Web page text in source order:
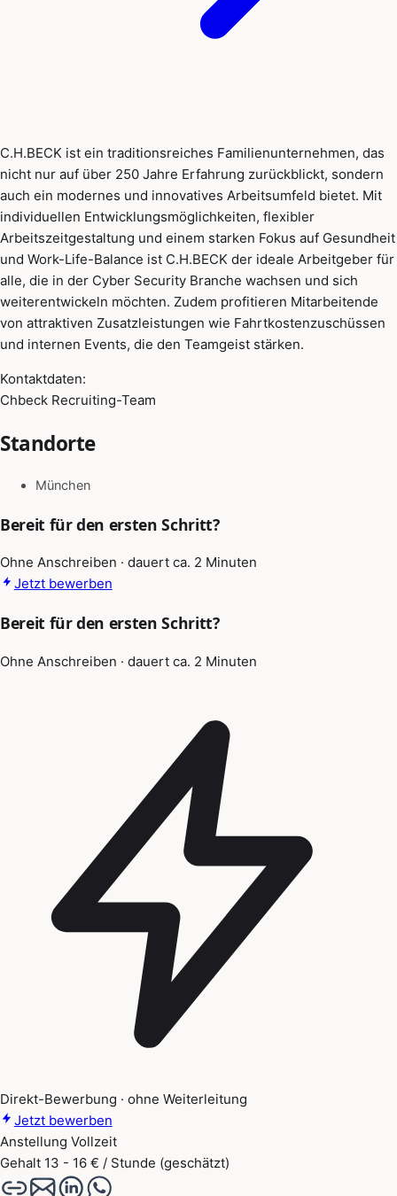
C.H.BECK ist ein traditionsreiches Familienunternehmen, das
nicht nur auf über 250 Jahre Erfahrung zurückblickt, sondern
auch ein modernes und innovatives Arbeitsumfeld bietet. Mit
individuellen Entwicklungsmöglichkeiten, flexibler
Arbeitszeitgestaltung und einem starken Fokus auf Gesundheit
und Work-Life-Balance ist C.H.BECK der ideale Arbeitgeber für
alle, die in der Cyber Security Branche wachsen und sich
weiterentwickeln möchten. Zudem profitieren Mitarbeitende
von attraktiven Zusatzleistungen wie Fahrtkostenzuschüssen
und internen Events, die den Teamgeist stärken.
Kontaktdaten:
Chbeck Recruiting-Team
Standorte
München
Bereit für den ersten Schritt?
Ohne Anschreiben · dauert ca. 2 Minuten
Jetzt bewerben
Bereit für den ersten Schritt?
Ohne Anschreiben · dauert ca. 2 Minuten
Direkt-Bewerbung · ohne Weiterleitung
Jetzt bewerben
Anstellung Vollzeit
Gehalt 13 - 16 € / Stunde (geschätzt)